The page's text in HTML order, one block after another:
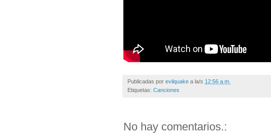
Publicadas por evilquake a la/s 12:56 a.m.
Etiquetas: Canciones
No hay comentarios.: